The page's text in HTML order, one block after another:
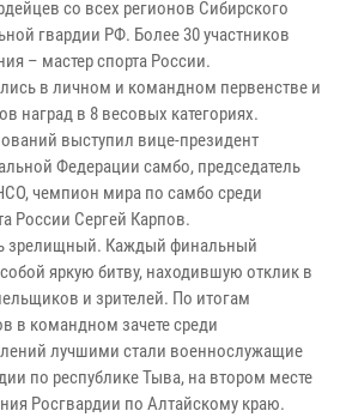
со всех регионов Сибирского
гвардии РФ. Более 30 участников
– мастер спорта России.
в личном и командном первенстве и
наград в 8 весовых категориях.
выступил вице-президент
Федерации самбо, председатель
чемпион мира по самбо среди
России Сергей Карпов.
зрелищный. Каждый финальный
яркую битву, находившую отклик в
и зрителей. По итогам
в командном зачете среди
лучшими стали военнослужащие
по республике Тыва, на втором месте
Росгвардии по Алтайскому краю.